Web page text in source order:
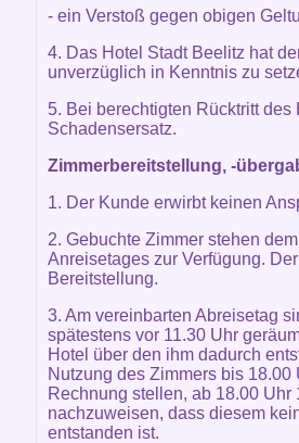
- ein Verstoß gegen obigen
4. Das Hotel Stadt Beelitz hat
unverzüglich in Kenntnis zu
5. Bei berechtigten Rücktritt
Schadensersatz.
Zimmerbereitstellung, -
1. Der Kunde erwirbt keinen
2. Gebuchte Zimmer stehen
Anreisetages zur Verfügung.
Bereitstellung.
3. Am vereinbarten Abreisetag
spätestens vor 11.30 Uhr
Hotel über den ihm dadurch
Nutzung des Zimmers bis
Rechnung stellen, ab 18.00 Uhr
nachzuweisen, dass diesem
entstanden ist.